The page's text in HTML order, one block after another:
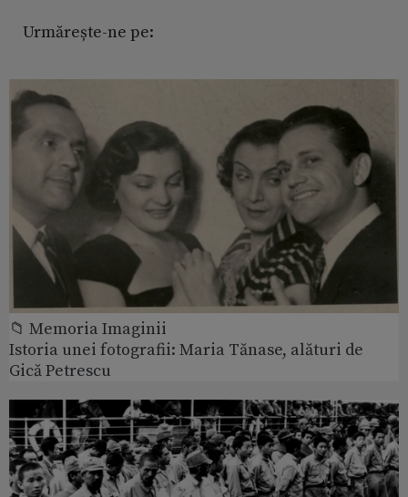
Urmărește-ne pe:
📁 Memoria Imaginii
Istoria unei fotografii: Maria Tănase, alături de
Gică Petrescu